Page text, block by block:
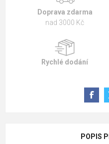
Doprava zdarma
nad 3000 Kč
Rychlé dodání
POPIS